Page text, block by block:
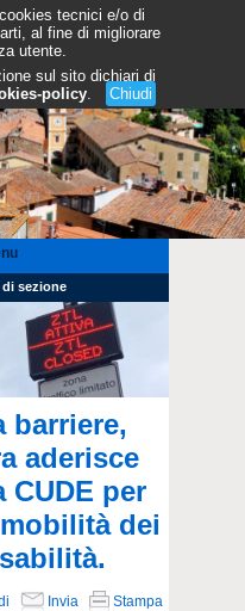
tecnici e/o di
al fine di migliorare
utente.
sul sito dichiari di
policy. Chiudi
di sezione
barriere,
aderisce
CUDE per
dei
Invia Stampa